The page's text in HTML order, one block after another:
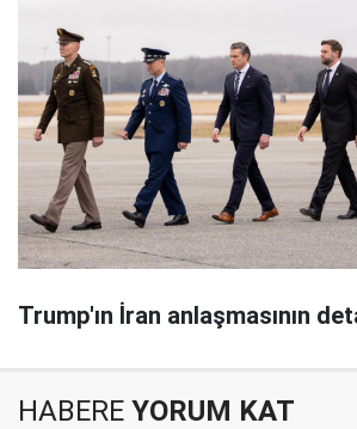
Trump'ın İran anlaşmasının
HABERE YORUM KAT